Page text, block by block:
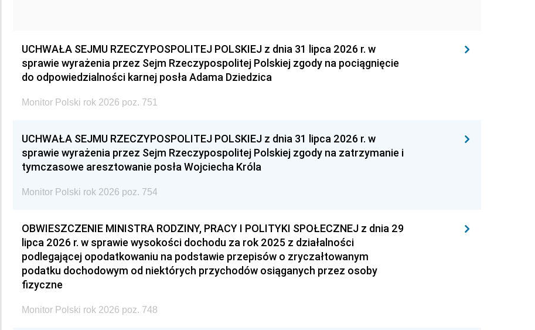
UCHWAŁA SEJMU RZECZYPOSPOLITEJ POLSKIEJ z dnia 31 lipca 2026 r. w
sprawie wyrażenia przez Sejm Rzeczypospolitej Polskiej zgody na pociągnięcie
do odpowiedzialności karnej posła Adama Dziedzica
Monitor Polski rok 2026 poz. 751
UCHWAŁA SEJMU RZECZYPOSPOLITEJ POLSKIEJ z dnia 31 lipca 2026 r. w
sprawie wyrażenia przez Sejm Rzeczypospolitej Polskiej zgody na zatrzymanie i
tymczasowe aresztowanie posła Wojciecha Króla
Monitor Polski rok 2026 poz. 754
OBWIESZCZENIE MINISTRA RODZINY, PRACY I POLITYKI SPOŁECZNEJ z dnia 29
lipca 2026 r. w sprawie wysokości dochodu za rok 2025 z działalności
podlegającej opodatkowaniu na podstawie przepisów o zryczałtowanym
podatku dochodowym od niektórych przychodów osiąganych przez osoby
fizyczne
Monitor Polski rok 2026 poz. 748